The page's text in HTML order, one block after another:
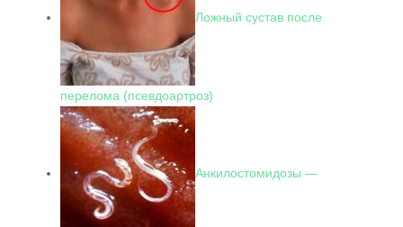
Ложный сустав после
перелома (псевдоартроз)
Анкилостомидозы —